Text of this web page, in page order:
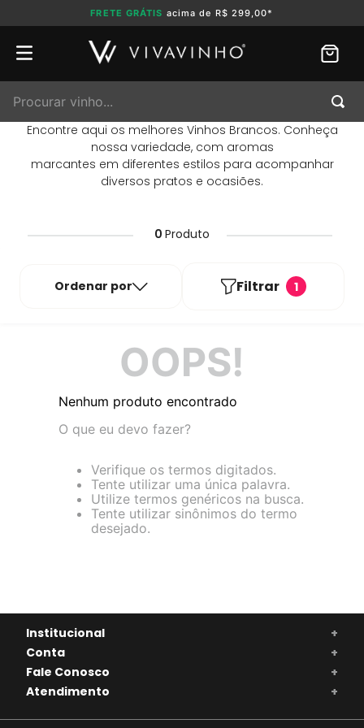
FRETE GRÁTIS acima de R$ 299,00*
Encontre aqui os melhores Vinhos Brancos. Conheça
nossa variedade, com aromas
marcantes em diferentes estilos para acompanhar
diversos pratos e ocasiões.
0 Produto
Ordenar por Filtrar 1
OOPS!
Nenhum produto encontrado
O que eu devo fazer?
Verifique os termos digitados.
Tente utilizar uma única palavra.
Utilize termos genéricos na busca.
Tente utilizar sinônimos do termo
desejado.
Institucional
+
Conta
+
Fale Conosco
+
Atendimento
+